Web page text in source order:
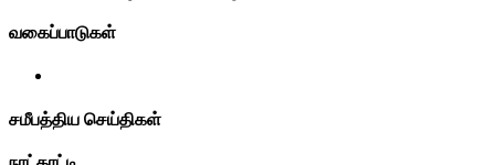
வகைப்பாடுகள்
சமீபத்திய செய்திகள்